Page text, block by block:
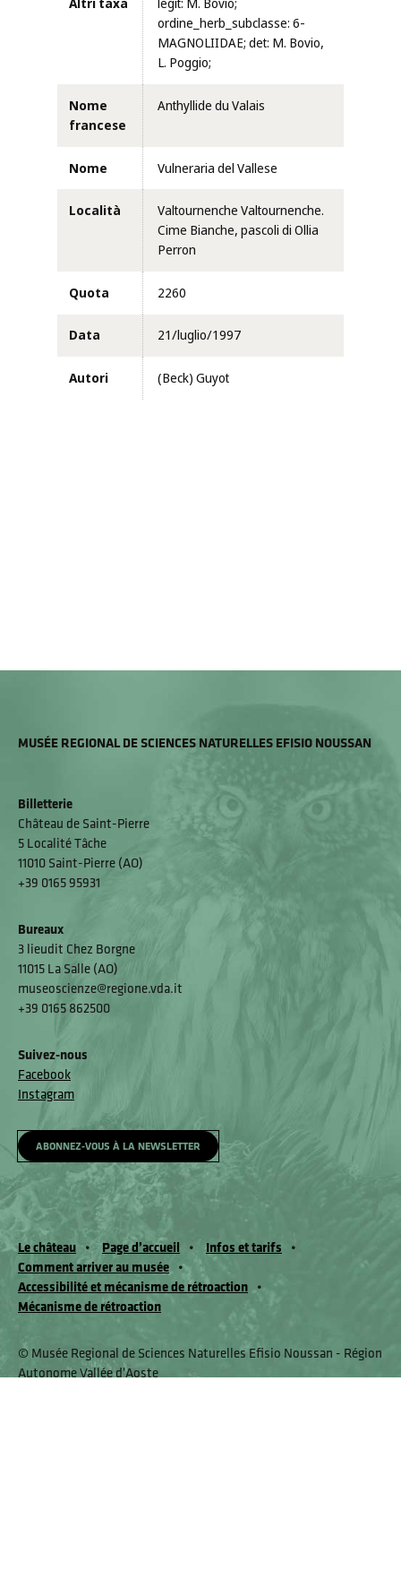
ordine_herb_subclasse: 6-
MAGNOLIIDAE; det: M. Bovio,
L. Poggio;
Nome
francese
Anthyllide du Valais
Nome Vulneraria del Vallese
Località
Valtournenche Valtournenche.
Cime Bianche, pascoli di Ollia
Perron
Quota 2260
Data 21/luglio/1997
Autori (Beck) Guyot
MUSÉE REGIONAL DE SCIENCES NATURELLES EFISIO NOUSSAN
Billetterie
Château de Saint-Pierre
5 Localité Tâche
11010 Saint-Pierre (AO)
+39 0165 95931
Bureaux
3 lieudit Chez Borgne
11015 La Salle (AO)
museoscienze@regione.vda.it
+39 0165 862500
Suivez-nous
Facebook
Instagram
ABONNEZ-VOUS À LA NEWSLETTER
Le château Page d’accueil
Infos et tarifs
Comment arriver au musée
Accessibilité et mécanisme de rétroaction
Mécanisme de rétroaction
© Musée Regional de Sciences Naturelles Efisio Noussan - Région
Autonome Vallée d'Aoste